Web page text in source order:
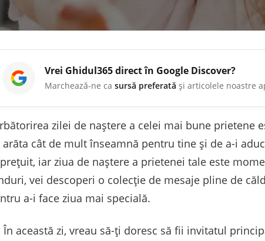
Vrei Ghidul365direct în Google Discover?
Marchează-ne ca sursă preferată și articolele noastre
zilei de naștere a celei mai bune
arăta cât de mult înseamnă pentru tine și de a-i
iar ziua de naștere a prietenei tale este
vei descoperi o colecție de mesaje pline de
a-i face ziua mai specială.
În această zi, vreau să-ți doresc să fii invitatul